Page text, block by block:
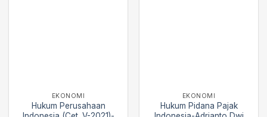
EKONOMI
Hukum Perusahaan
EKONOMI
Hukum Pidana Pajak